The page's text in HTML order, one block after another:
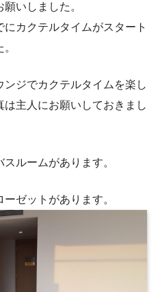
いしました。
カクテルタイムがスタート
ジでカクテルタイムを楽し
主人にお願いしておきまし
ルームがあります。
ゼットがあります。